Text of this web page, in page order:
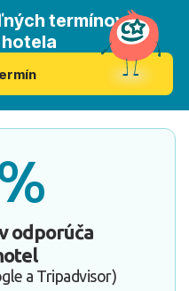
termínov
odporúča
a Tripadvisor)